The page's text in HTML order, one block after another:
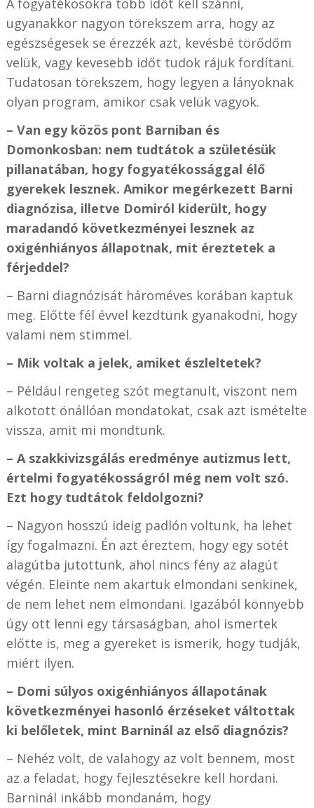
A fogyatékosokra több időt kell szánni,
ugyanakkor nagyon törekszem arra, hogy az
egészségesek se érezzék azt, kevésbé törődőm
velük, vagy kevesebb időt tudok rájuk fordítani.
Tudatosan törekszem, hogy legyen a lányoknak
olyan program, amikor csak velük vagyok.
– Van egy közös pont Barniban és
Domonkosban: nem tudtátok a születésük
pillanatában, hogy fogyatékossággal élő
gyerekek lesznek. Amikor megérkezett Barni
diagnózisa, illetve Domiról kiderült, hogy
maradandó következményei lesznek az
oxigénhiányos állapotnak, mit éreztetek a
férjeddel?
– Barni diagnózisát hároméves korában kaptuk
meg. Előtte fél évvel kezdtünk gyanakodni, hogy
valami nem stimmel.
– Mik voltak a jelek, amiket észleltetek?
– Például rengeteg szót megtanult, viszont nem
alkotott önállóan mondatokat, csak azt ismételte
vissza, amit mi mondtunk.
– A szakkivizsgálás eredménye autizmus lett,
értelmi fogyatékosságról még nem volt szó.
Ezt hogy tudtátok feldolgozni?
– Nagyon hosszú ideig padlón voltunk, ha lehet
így fogalmazni. Én azt éreztem, hogy egy sötét
alagútba jutottunk, ahol nincs fény az alagút
végén. Eleinte nem akartuk elmondani senkinek,
de nem lehet nem elmondani. Igazából könnyebb
úgy ott lenni egy társaságban, ahol ismertek
előtte is, meg a gyereket is ismerik, hogy tudják,
miért ilyen.
– Domi súlyos oxigénhiányos állapotának
következményei hasonló érzéseket váltottak
ki belőletek, mint Barninál az első diagnózis?
– Nehéz volt, de valahogy az volt bennem, most
az a feladat, hogy fejlesztésekre kell hordani.
Barninál inkább mondanám, hogy